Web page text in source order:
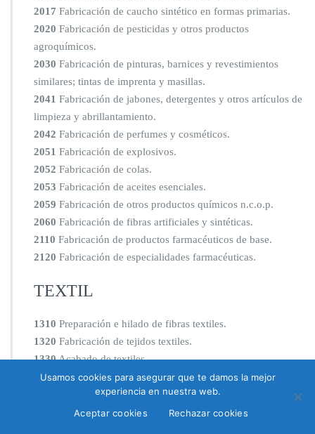
2017 Fabricación de caucho sintético en formas primarias.
2020 Fabricación de pesticidas y otros productos
agroquímicos.
2030 Fabricación de pinturas, barnices y revestimientos
similares; tintas de imprenta y masillas.
2041 Fabricación de jabones, detergentes y otros artículos de
limpieza y abrillantamiento.
2042 Fabricación de perfumes y cosméticos.
2051 Fabricación de explosivos.
2052 Fabricación de colas.
2053 Fabricación de aceites esenciales.
2059 Fabricación de otros productos químicos n.c.o.p.
2060 Fabricación de fibras artificiales y sintéticas.
2110 Fabricación de productos farmacéuticos de base.
2120 Fabricación de especialidades farmacéuticas.
TEXTIL
1310 Preparación e hilado de fibras textiles.
1320 Fabricación de tejidos textiles.
1330Acabado de textiles.
1391Fabricación de tejidos de punto.
Fabricación de artículos confeccionados con textiles,
excepto prendas de vestir.
Usamos cookies para asegurar que te damos la mejor
experiencia en nuestra web.
Aceptar cookies
Rechazar cookies